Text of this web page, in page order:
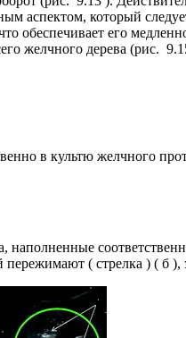
аспектом, который
обеспечивает его
желчного дерева (рис.
в культю желчного
наполненные
пережимают ( стрелка ) ( б